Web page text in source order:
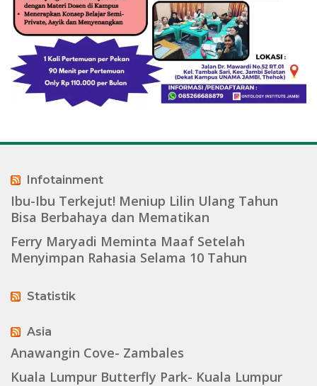
Infotainment
Ibu-Ibu Terkejut! Meniup Lilin Ulang Tahun
Bisa Berbahaya dan Mematikan
Ferry Maryadi Meminta Maaf Setelah
Menyimpan Rahasia Selama 10 Tahun
Statistik
Asia
Anawangin Cove- Zambales
Kuala Lumpur Butterfly Park- Kuala Lumpur